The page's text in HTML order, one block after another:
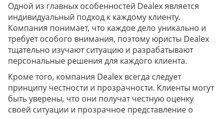
Одной из главных особенностей Dealex является
индивидуальный подход к каждому клиенту.
Компания понимает, что каждое дело уникально и
требует особого внимания, поэтому юристы Dealex
тщательно изучают ситуацию и разрабатывают
персональные решения для каждого клиента.
Кроме того, компания Dealex всегда следует
принципу честности и прозрачности. Клиенты могут
быть уверены, что они получат честную оценку
своей ситуации и прозрачное представление о